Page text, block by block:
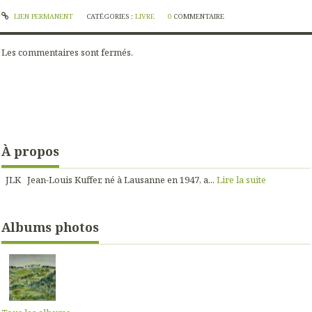
LIEN PERMANENT CATÉGORIES : LIVRE 0 COMMENTAIRE
Les commentaires sont fermés.
À propos
JLK Jean-Louis Kuffer, né à Lausanne en 1947, a... Lire la suite
Albums photos